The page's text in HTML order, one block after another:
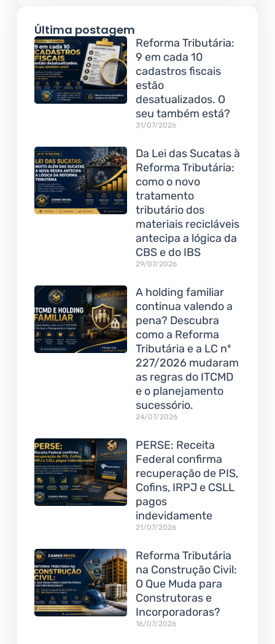
Última postagem
Reforma Tributária:
9 em cada 10
cadastros fiscais
estão
desatualizados. O
seu também está?
31/07/2026
Da Lei das Sucatas à
Reforma Tributária:
como o novo
tratamento
tributário dos
materiais recicláveis
antecipa a lógica da
CBS e do IBS
29/07/2026
A holding familiar
continua valendo a
pena? Descubra
como a Reforma
Tributária e a LC nº
227/2026 mudaram
as regras do ITCMD
e o planejamento
sucessório.
24/07/2026
PERSE: Receita
Federal confirma
recuperação de PIS,
Cofins, IRPJ e CSLL
pagos
indevidamente
21/07/2026
Reforma Tributária
na Construção Civil:
O Que Muda para
Construtoras e
Incorporadoras?
16/07/2026